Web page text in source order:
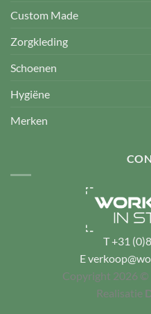
Custom Made
Zorgkleding
Schoenen
Hygiëne
Merken
T+31
E
Copyright 2026 ©
Realisatie